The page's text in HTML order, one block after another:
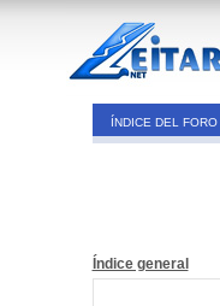
ÍNDICE DEL FORO
Índice general